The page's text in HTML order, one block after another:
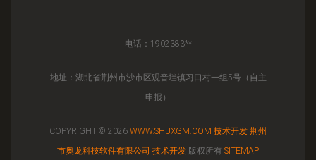
电话：1902383**
地址：湖北省荆州市沙市区观音垱镇习口村一组5号（自主
申报）
COPYRIGHT © 2026 WWW.SHUXGM.COM 技术开发 荆州
市奥龙科技软件有限公司 技术开发 版权所有 SITEMAP